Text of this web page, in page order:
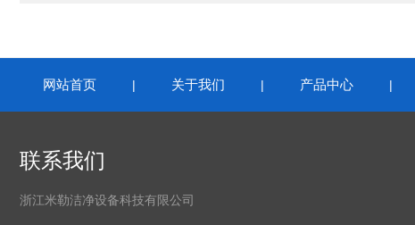
网站首页 | 关于我们 | 产品中心 |
联系我们
浙江米勒洁净设备科技有限公司